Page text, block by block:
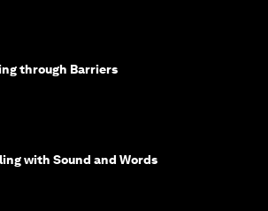
through Barriers
with Sound and Words